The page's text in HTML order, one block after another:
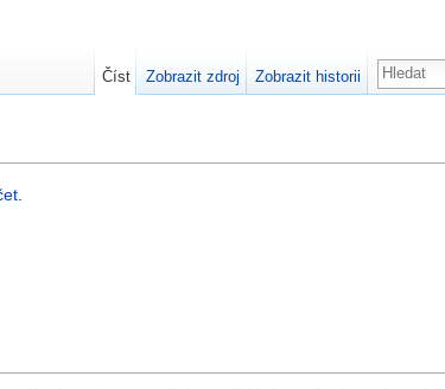
.
Číst Zobrazit zdroj Zobrazit historii